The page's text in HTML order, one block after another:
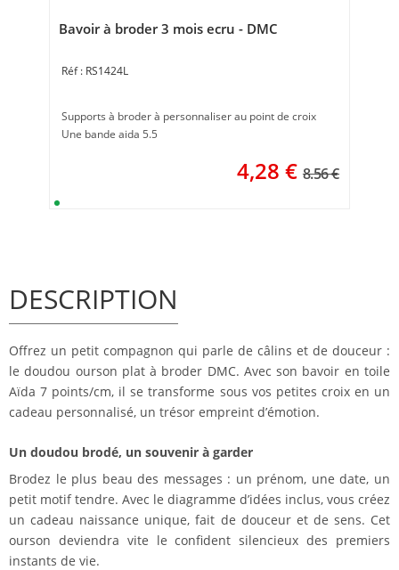
Bavoir à broder 3 mois ecru - DMC
RS1424L
Supports à broder à personnaliser au point de croix
Une bande aida 5.5
4,28 € 8.56 €
DESCRIPTION
Offrez un petit compagnon qui parle de câlins et de douceur :
le doudou ourson plat à broder DMC. Avec son bavoir en toile
Aïda 7 points/cm, il se transforme sous vos petites croix en un
cadeau personnalisé, un trésor empreint d’émotion.
Un doudou brodé, un souvenir à garder
Brodez le plus beau des messages : un prénom, une date, un
petit motif tendre. Avec le diagramme d’idées inclus, vous créez
un cadeau naissance unique, fait de douceur et de sens. Cet
ourson deviendra vite le confident silencieux des premiers
instants de vie.